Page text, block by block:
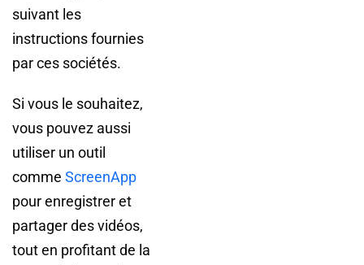
suivant les
instructions fournies
par ces sociétés.
Si vous le souhaitez,
vous pouvez aussi
utiliser un outil
comme ScreenApp
pour enregistrer et
partager des vidéos,
tout en profitant de la